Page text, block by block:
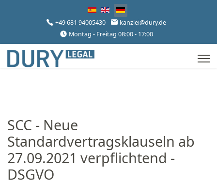
Sprache auswählen
+49 681 94005430
kanzlei@dury.de
Montag - Freitag 08:00 - 17:00
SCC - Neue
Standardvertragsklauseln ab
27.09.2021 verpflichtend -
DSGVO